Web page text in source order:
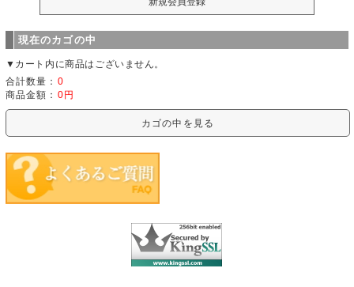
現在のカゴの中
▼カート内に商品はございません。
合計数量： 0
商品金額： 0円
カゴの中を見る